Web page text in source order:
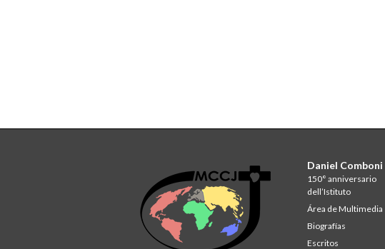
Daniel Comboni
150° anniversario
dell’Istituto
Área de Multimedia
Biografías
Escritos